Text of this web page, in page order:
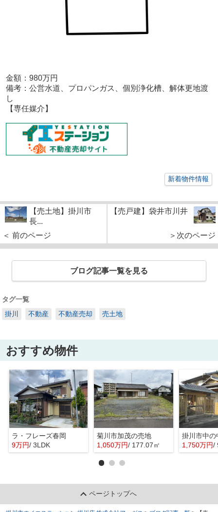
金額：980万円
備考： 公営水道、プロパンガス、個別浄化槽、解体更地渡
し
【専任媒介】
新着物件情報
【売土地】掛川市
長...
＜ 前のページ
【売戸建】袋井市川井
＞次のページ
ブログ記事一覧を見る
タグ一覧
掛川
不動産 不動産売却 売土地
おすすめ物件
ラ・フレーズ春岡
9万円/ 3LDK
菊川市加茂の売地
1,050万円/ 177.07㎡
掛川市中の
1,750万円/
ページトップへ